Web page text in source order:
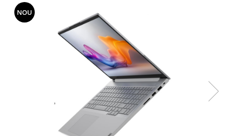
SSD-uri externe
Hard disk-uri externe
Camere IP
Accesorii retelistica
NOU